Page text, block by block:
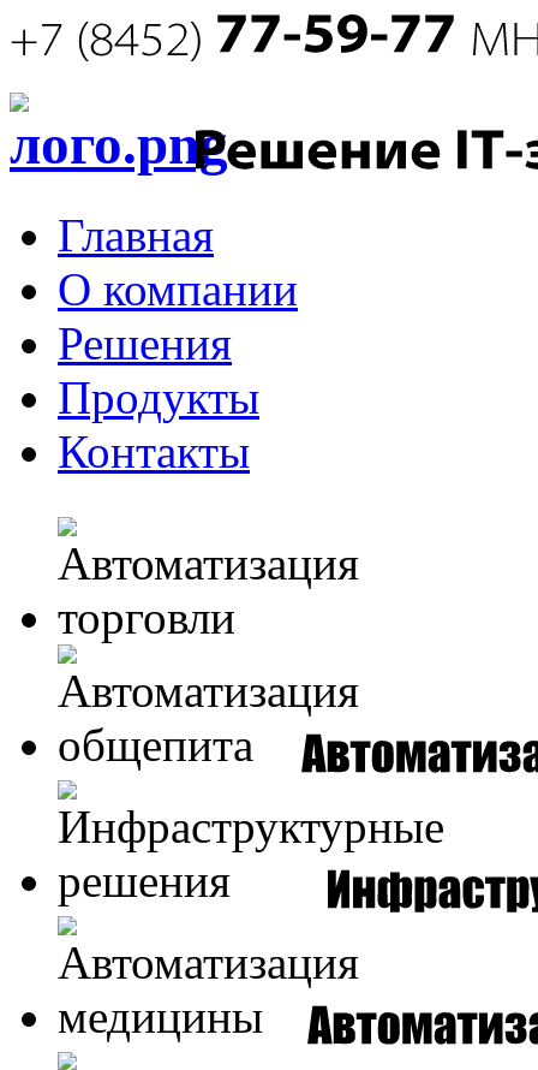
Главная
О компании
Решения
Продукты
Контакты